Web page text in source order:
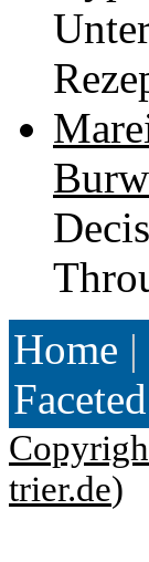
Home |
Faceted
trier.de)